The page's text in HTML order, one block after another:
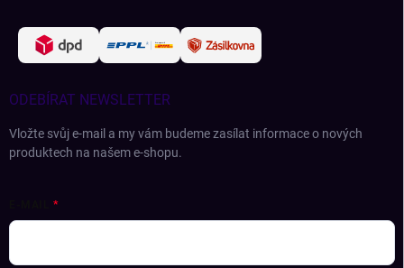
ODEBÍRAT NEWSLETTER
Vložte svůj e-mail a my vám budeme zasílat informace o nových
produktech na našem e-shopu.